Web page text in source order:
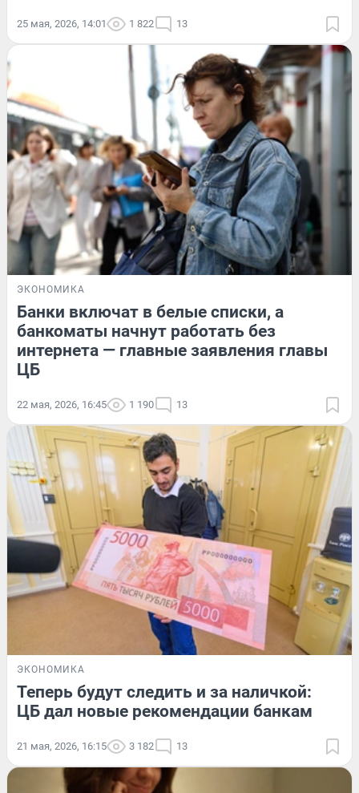
25 мая, 2026, 14:01 1 822 13
ЭКОНОМИКА
Банки включат в белые списки, а
банкоматы начнут работать без
интернета — главные заявления главы
ЦБ
22 мая, 2026, 16:45 1 190 13
ЭКОНОМИКА
Теперь будут следить и за наличкой:
ЦБ дал новые рекомендации банкам
21 мая, 2026, 16:15 3 182 13